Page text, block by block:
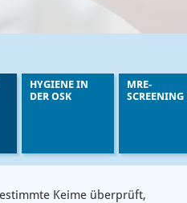
HYGIENE IN
DER OSK
MRE-
SCREENING
Keime überprüft,